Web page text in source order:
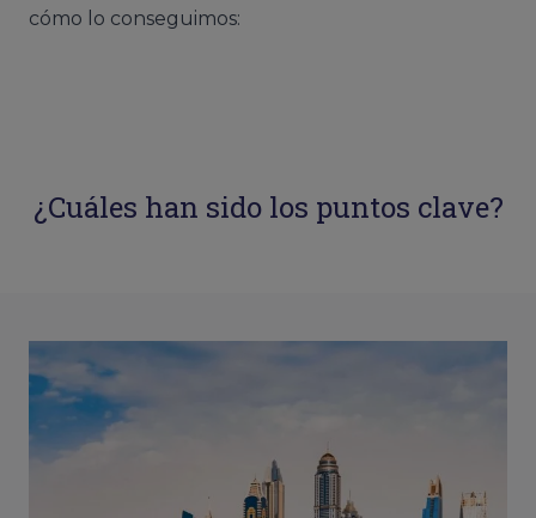
cómo lo conseguimos:
¿Cuáles han sido los puntos clave?